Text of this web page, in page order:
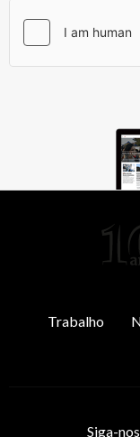
Trabalho
Siga-nos